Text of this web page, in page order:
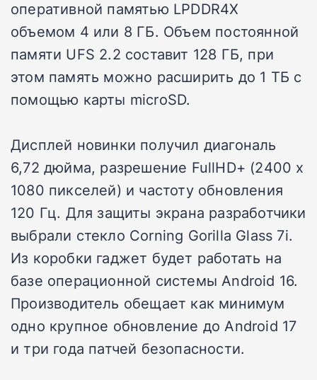
оперативной памятью LPDDR4X
объемом 4 или 8 ГБ. Объем постоянной
памяти UFS 2.2 составит 128 ГБ, при
этом память можно расширить до 1 ТБ с
помощью карты microSD.
Дисплей новинки получил диагональ
6,72 дюйма, разрешение FullHD+ (2400 x
1080 пикселей) и частоту обновления
120 Гц. Для защиты экрана разработчики
выбрали стекло Corning Gorilla Glass 7i.
Из коробки гаджет будет работать на
базе операционной системы Android 16.
Производитель обещает как минимум
одно крупное обновление до Android 17
и три года патчей безопасности.